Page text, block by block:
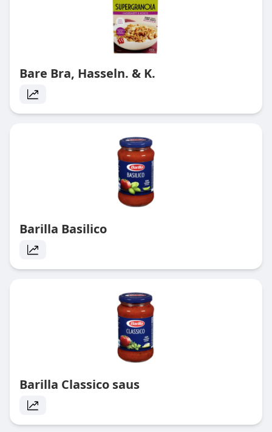
Bare Bra, Hasseln. & K.
Barilla Basilico
Barilla Classico saus